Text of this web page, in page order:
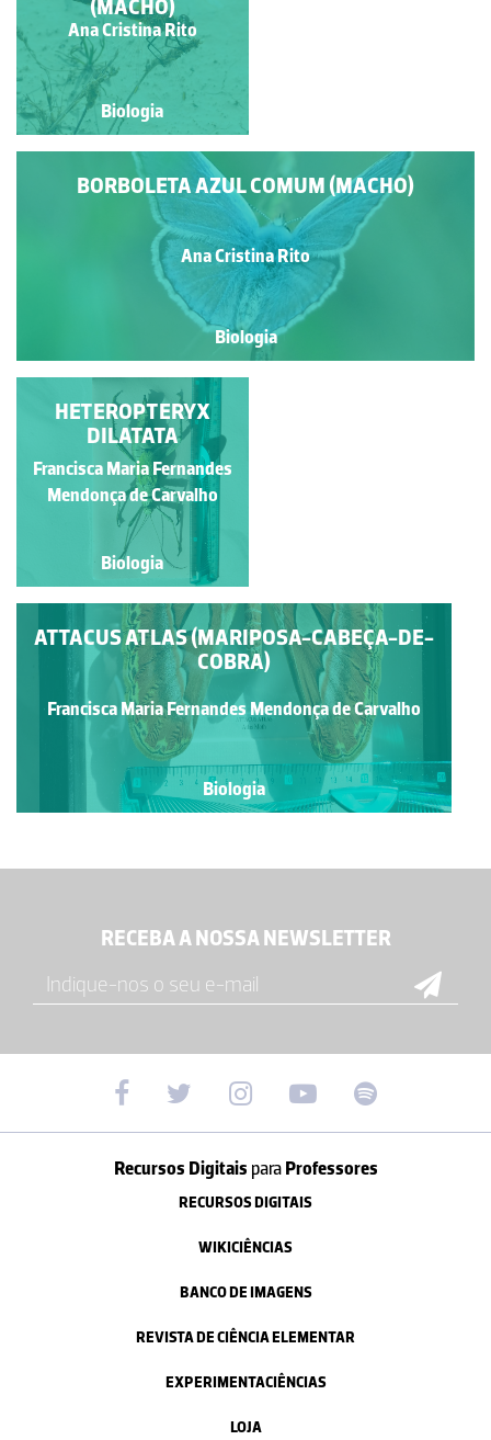
Francisco António Fidalgo
Félix Dias
Biologia
(MACHO)
Ana Cristina Rito
Biologia
BORBOLETA AZUL COMUM (MACHO)
Ana Cristina Rito
Biologia
GARNIZÉ
Manuela Lopes
Biologia
HETEROPTERYX
DILATATA
Francisca Maria Fernandes
Mendonça de Carvalho
Biologia
ATTACUS ATLAS (MARIPOSA-CABEÇA-DE-
COBRA)
Francisca Maria Fernandes Mendonça de Carvalho
Biologia
RECEBA A NOSSA NEWSLETTER
Recursos Digitais paraProfessores
RECURSOS DIGITAIS
WIKICIÊNCIAS
BANCO DE IMAGENS
REVISTA DE CIÊNCIA ELEMENTAR
EXPERIMENTACIÊNCIAS
LOJA